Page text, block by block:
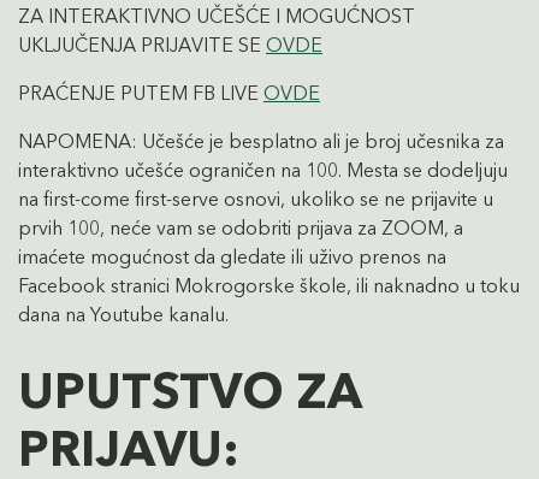
ZA INTERAKTIVNO UČEŠĆE I MOGUĆNOST
UKLJUČENJA PRIJAVITE SE OVDE
PRAĆENJE PUTEM FB LIVE OVDE
NAPOMENA: Učešće je besplatno ali je broj učesnika za
interaktivno učešće ograničen na 100. Mesta se dodeljuju
na first-come first-serve osnovi, ukoliko se ne prijavite u
prvih 100, neće vam se odobriti prijava za ZOOM, a
imaćete mogućnost da gledate ili uživo prenos na
Facebook stranici Mokrogorske škole, ili naknadno u toku
dana na Youtube kanalu.
UPUTSTVO ZA
PRIJAVU: